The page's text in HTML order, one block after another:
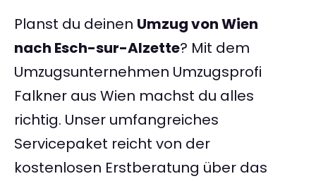
Planst du deinen Umzug von Wien
nach Esch-sur-Alzette? Mit dem
Umzugsunternehmen Umzugsprofi
Falkner aus Wien machst du alles
richtig. Unser umfangreiches
Servicepaket reicht von der
kostenlosen Erstberatung über das